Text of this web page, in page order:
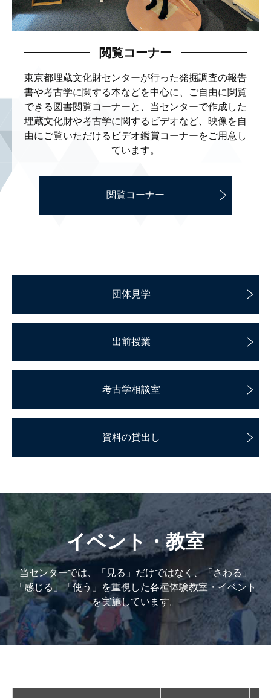
閲覧コーナー
東京都埋蔵文化財センターが行った発掘調査の報告
書や考古学に関する本などを中心に、ご自由に閲覧
できる 図書閲覧コーナーと、当センターで作成した
埋蔵文化財や考古学に関するビデオなど、映像を自
由にご覧いただけるビデオ鑑賞コーナーをご用意し
ています。
閲覧コーナー
団体見学
出前授業
考古学相談室
資料の貸出し
イベント・教室
当センターでは、「見る」だけではなく、「さわる」
「感じる」「使う」を重視した各種体験教室・イベント
を実施しています。